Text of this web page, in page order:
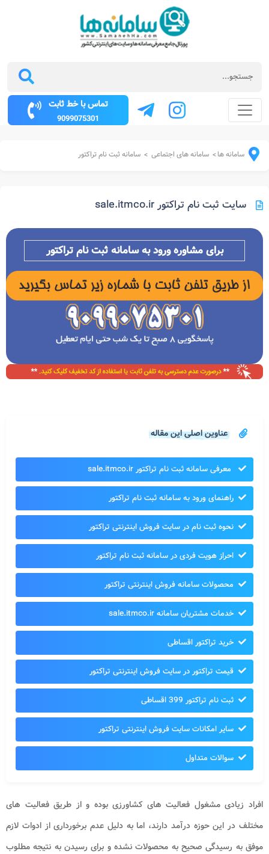
تماس با خط ثابت
9099075301
سامانه ها> سامانه های اجتماعی > سامانه ثبت نام تراکتور
سایت ثبت نام تراکتور sale.itmco.ir
برای مشاوره ورود به سامانه ثبت نام تراکتور
عناوین اصلی این مقاله
معرفی سامانه ثبت نام تراکتور sale.itmco.ir
راهنمای ورود به سامانه ثبت نام تراکتور
نحوه ثبت نام در سایت فروش اینترنتی تراکتور
احراز هویت فردی در سامانه ثبت نام تراکتور
محصولات سامانه فروش اینترنتی تراکتور
خدمات مشتریان سامانه sale.itmco.ir
خرید تراکتور اقساطی
قیمت تراکتور در سایت فروش اینترنتی تراکتور
ثبت نام تراکتور 399 اقساطی
سایر امکانات سایت فروش اینترنتی تراکتور
سوالات متداول
افراد زیادی مشغول فعالیت های کشاورزی بوده و از طریق فعالیت های
مختلف در این حوزه درآمد دارند، اما به دلیل عدم برخورداری از ادوات لازم
موفق به رسیدگی صحیح به محصولات نشده و برای رسیدن به نتیجه مطلوب